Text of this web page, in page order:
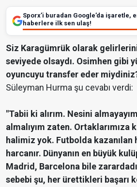
Sporx’i buradan Google’da işaretle,
haberlere ilk sen ulaş!
Siz Karagümrük olarak
seviyede olsaydı. Osimhen gibi
oyuncuyu transfer eder
Süleyman Hurma şu cevabı verdi:
"Tabii ki alırım. Nesini
almalıyım zaten. Ortaklarımıza
halimiz yok. Futbolda kazanılan
harcanır. Dünyanın en büyük
Madrid, Barcelona bile
sebebi şu, her ürettikleri başarı